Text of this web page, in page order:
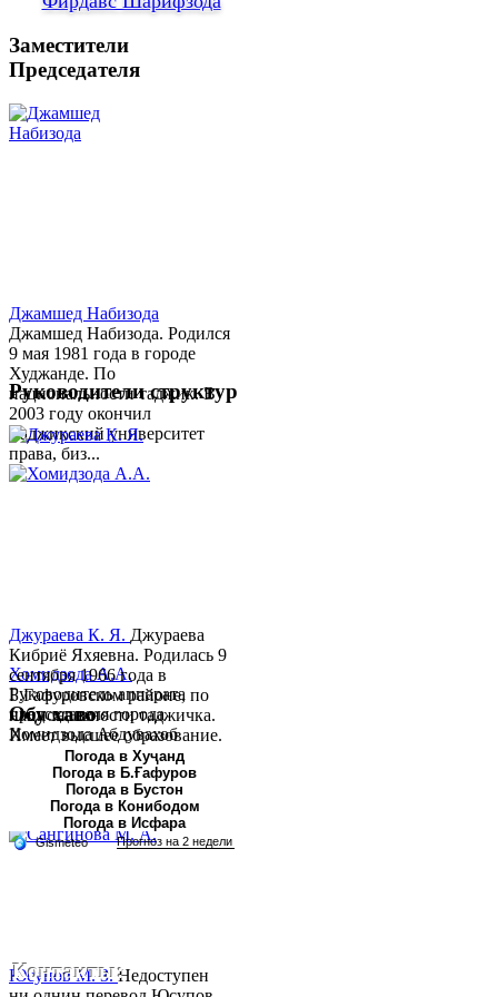
Заместители
Председателя
Джамшед Набизода
Джамшед Набизода. Родился
9 мая 1981 года в городе
Худжанде. По
национальности таджик. В
2003 году окончил
Таджикский университет
права, биз...
Хомидзода А.А.
Руководитель аппарата
председателя города
Хомидзода Абдувахоб
Абдумаджид родился 8
июня 1978 года в городе
Худжанде. По
национальности...
Руководители структур
Джураева К. Я. Джураева
Кибриё Яхяевна. Родилась 9
сентября 1966 года в
Б.Гафуровском районе, по
национальности таджичка.
Имеет высшее образование.
В 1997 ...
Юсупов М. З.Недоступен
Обу хаво
Погода в Хуҷанд
Погода в Б.Ғафуров
Погода в Бустон
Погода в Конибодом
Погода в Исфара
Контакты: